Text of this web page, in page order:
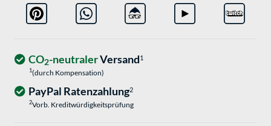
CO2-neutralerVersand1
1(durch Kompensation)
PayPal Ratenzahlung2
2Vorb. Kreditwürdigkeitsprüfung